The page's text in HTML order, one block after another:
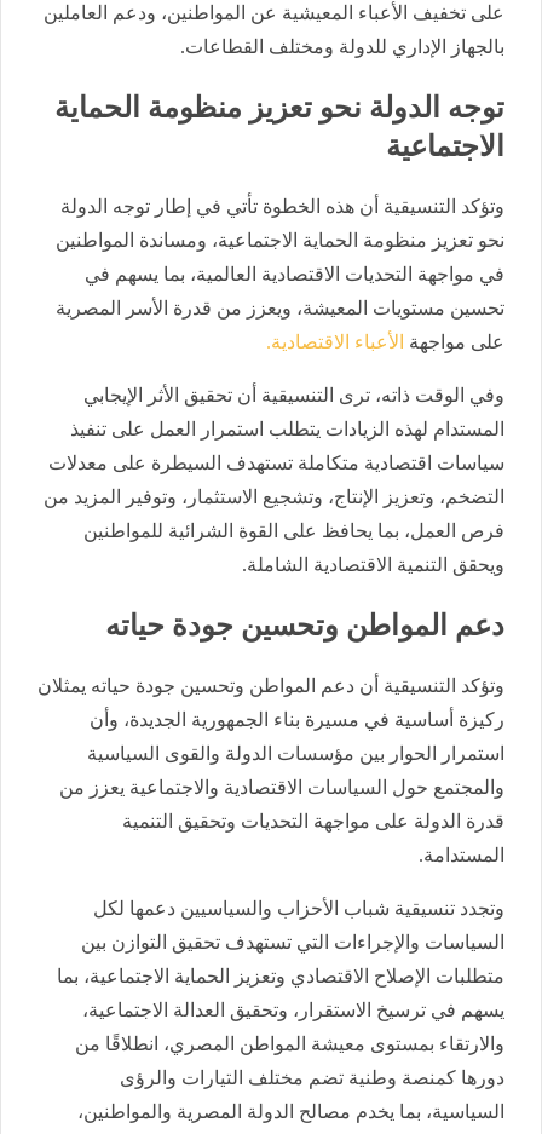
على تخفيف الأعباء المعيشية عن المواطنين، ودعم العاملين
بالجهاز الإداري للدولة ومختلف القطاعات.
توجه الدولة نحو تعزيز منظومة الحماية
الاجتماعية
وتؤكد التنسيقية أن هذه الخطوة تأتي في إطار توجه الدولة
نحو تعزيز منظومة الحماية الاجتماعية، ومساندة المواطنين
في مواجهة التحديات الاقتصادية العالمية، بما يسهم في
تحسين مستويات المعيشة، ويعزز من قدرة الأسر المصرية
على مواجهة الأعباء الاقتصادية.
وفي الوقت ذاته، ترى التنسيقية أن تحقيق الأثر الإيجابي
المستدام لهذه الزيادات يتطلب استمرار العمل على تنفيذ
سياسات اقتصادية متكاملة تستهدف السيطرة على معدلات
التضخم، وتعزيز الإنتاج، وتشجيع الاستثمار، وتوفير المزيد من
فرص العمل، بما يحافظ على القوة الشرائية للمواطنين
ويحقق التنمية الاقتصادية الشاملة.
دعم المواطن وتحسين جودة حياته
وتؤكد التنسيقية أن دعم المواطن وتحسين جودة حياته يمثلان
ركيزة أساسية في مسيرة بناء الجمهورية الجديدة، وأن
استمرار الحوار بين مؤسسات الدولة والقوى السياسية
والمجتمع حول السياسات الاقتصادية والاجتماعية يعزز من
قدرة الدولة على مواجهة التحديات وتحقيق التنمية
المستدامة.
وتجدد تنسيقية شباب الأحزاب والسياسيين دعمها لكل
السياسات والإجراءات التي تستهدف تحقيق التوازن بين
متطلبات الإصلاح الاقتصادي وتعزيز الحماية الاجتماعية، بما
يسهم في ترسيخ الاستقرار، وتحقيق العدالة الاجتماعية،
والارتقاء بمستوى معيشة المواطن المصري، انطلاقًا من
دورها كمنصة وطنية تضم مختلف التيارات والرؤى
السياسية، بما يخدم مصالح الدولة المصرية والمواطنين،